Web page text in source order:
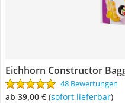
Eichhorn Constructor
48 Bewertungen
ab 39,00 € ( Sofort lieferbar)